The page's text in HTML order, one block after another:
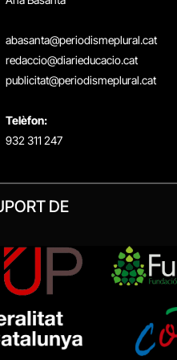
abasanta@periodismeplural.cat
redaccio@diarieducacio.cat
publicitat@periodismeplural.cat
Telèfon:
932 311 247
DE